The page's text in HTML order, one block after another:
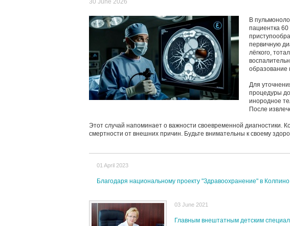
30 June 2026
В
пациентка
первичную
лёгкого,
образование
Для
процедуры
инородное
После
Этот случай напоминает о важности своевременной диагностики.
смертности от внешних причин. Будьте внимательны к своему
01 April 2023
Благодаря национальному проекту "Здравоохранение" в
03 June 2021
Главным внештатным детским